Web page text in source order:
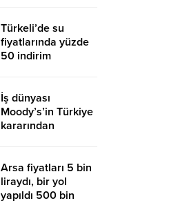
Türkeli’de su
fiyatlarında yüzde
50 indirim
İş dünyası
Moody’s’in Türkiye
kararından
Arsa fiyatları 5 bin
liraydı, bir yol
yapıldı 500 bin